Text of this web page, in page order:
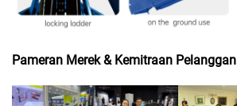
Pameran Merek & Kemitraan Pelanggan